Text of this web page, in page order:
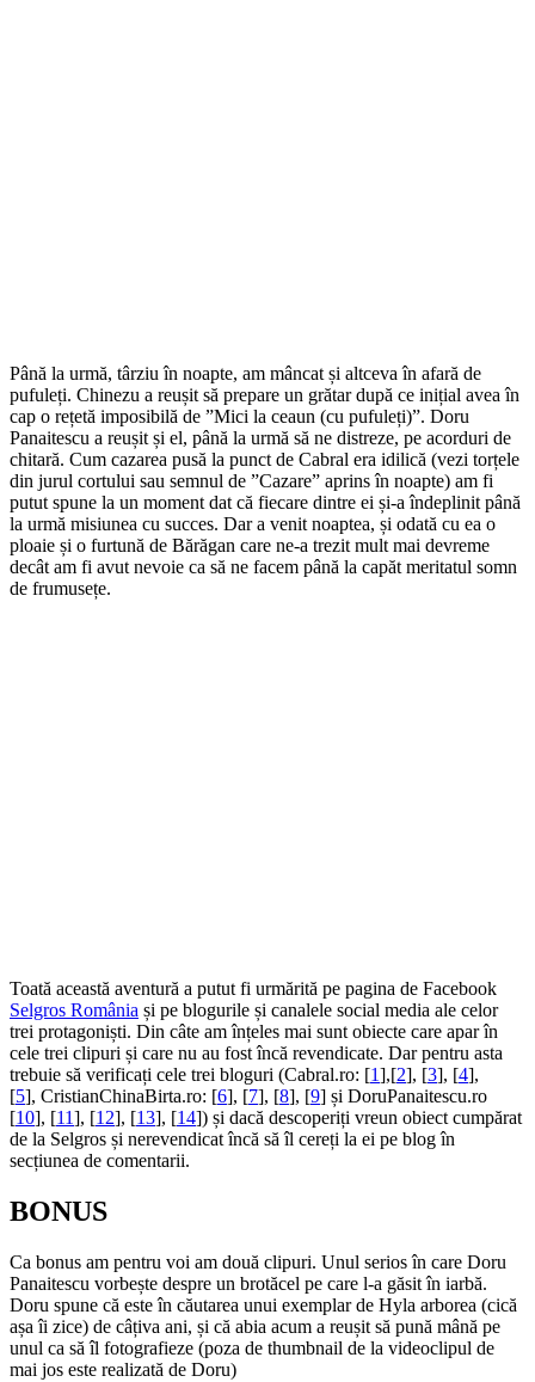
Până la urmă, târziu în noapte, am mâncat și altceva în afară de
pufuleți. Chinezu a reușit să prepare un grătar după ce inițial avea în
cap o rețetă imposibilă de ”Mici la ceaun (cu pufuleți)”. Doru
Panaitescu a reușit și el, până la urmă să ne distreze, pe acorduri de
chitară. Cum cazarea pusă la punct de Cabral era idilică (vezi torțele
din jurul cortului sau semnul de ”Cazare” aprins în noapte) am fi
putut spune la un moment dat că fiecare dintre ei și-a îndeplinit până
la urmă misiunea cu succes. Dar a venit noaptea, și odată cu ea o
ploaie și o furtună de Bărăgan care ne-a trezit mult mai devreme
decât am fi avut nevoie ca să ne facem până la capăt meritatul somn
de frumusețe.
Toată această aventură a putut fi urmărită pe pagina de Facebook
Selgros România și pe blogurile și canalele social media ale celor
trei protagoniști. Din câte am înțeles mai sunt obiecte care apar în
cele trei clipuri și care nu au fost încă revendicate. Dar pentru asta
trebuie să verificați cele trei bloguri (Cabral.ro: [1],[2], [3], [4],
[5], CristianChinaBirta.ro: [6], [7], [8], [9] și DoruPanaitescu.ro
[10], [11], [12], [13], [14]) și dacă descoperiți vreun obiect cumpărat
de la Selgros și nerevendicat încă să îl cereți la ei pe blog în
secțiunea de comentarii.
BONUS
Ca bonus am pentru voi am două clipuri. Unul serios în care Doru
Panaitescu vorbește despre un brotăcel pe care l-a găsit în iarbă.
Doru spune că este în căutarea unui exemplar de Hyla arborea (cică
așa îi zice) de câțiva ani, și că abia acum a reușit să pună mână pe
unul ca să îl fotografieze (poza de thumbnail de la videoclipul de
mai jos este realizată de Doru)